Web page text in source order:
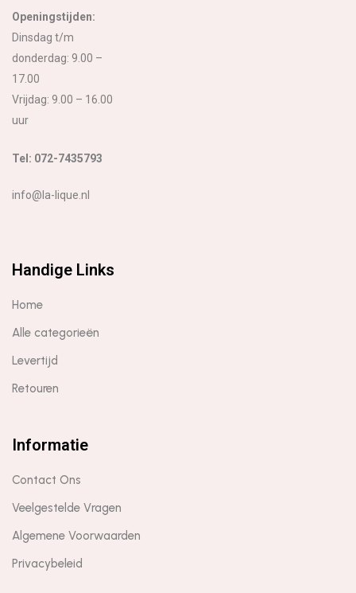
Openingstijden:
Dinsdag t/m
donderdag: 9.00 –
17.00
Vrijdag: 9.00 – 16.00
uur
Tel: 072-7435793
info@la-lique.nl
Handige Links
Home
Alle categorieën
Levertijd
Retouren
Informatie
Contact Ons
Veelgestelde Vragen
Algemene Voorwaarden
Privacybeleid